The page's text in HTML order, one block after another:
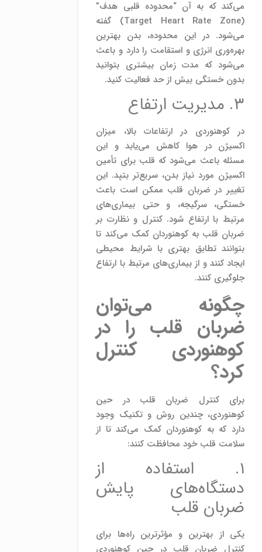
می‌کند که به آن “محدوده قلبی هدف”
(Target Heart Rate Zone) گفته
می‌شود. در این محدوده، بدن بهترین
بهره‌وری انرژی و استقامت را دارد و باعث
می‌شود که مدت زمان بیشتری بتوانید
بدون خستگی بیش از حد فعالیت کنید.
۳. مدیریت ارتفاع
در کوهنوردی در ارتفاعات بالا، میزان
اکسیژن در هوا کاهش می‌یابد و این
مسئله باعث می‌شود که قلب برای تأمین
اکسیژن مورد نیاز بدن، سریع‌تر بتپد. این
تغییر در ضربان قلب ممکن است باعث
خستگی، سرگیجه، و حتی بیماری‌های
مرتبط با ارتفاع شود. کنترل و نظارت بر
ضربان قلب به کوهنوردان کمک می‌کند تا
بتوانند تطابق بهتری با شرایط محیطی
ایجاد کنند و از بیماری‌های مرتبط با ارتفاع
جلوگیری کنند.
چگونه می‌توان
ضربان قلب را در
کوهنوردی کنترل
کرد؟
برای کنترل ضربان قلب در حین
کوهنوردی، چندین روش و تکنیک وجود
دارد که به کوهنوردان کمک می‌کند تا از
سلامت قلب خود محافظت کنند:
۱. استفاده از
دستگاه‌های پایش
ضربان قلب
یکی از بهترین و مؤثرترین راه‌ها برای